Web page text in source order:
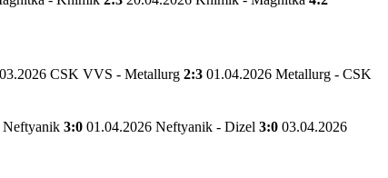
CSK VVS - Metallurg 2:3 01.04.2026 Metallurg - CSK
Neftyanik 3:0 01.04.2026 Neftyanik - Dizel 3:0 03.04.2026